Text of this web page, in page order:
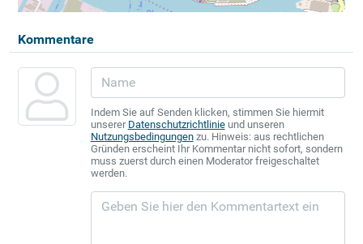
Kommentare
Indem Sie auf Senden klicken, stimmen Sie hiermit
unserer Datenschutzrichtlinieund unseren
Nutzungsbedingungenzu. Hinweis: aus rechtlichen
Gründen erscheint Ihr Kommentar nicht sofort, sondern
muss zuerst durch einen Moderator freigeschaltet
werden.